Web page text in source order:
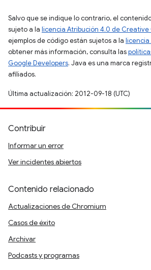
Salvo que se indique lo contrario, el
sujeto a la licencia Atribución 4.0 de Creative
ejemplos de código están sujetos a la licencia
obtener más información, consulta las
Google Developers. Java es una marca
afiliados.
Última actualización: 2012-09-18 (UTC)
Contribuir
Informar un error
Ver incidentes abiertos
Contenido relacionado
Actualizaciones de Chromium
Casos de éxito
Archivar
Podcasts y programas